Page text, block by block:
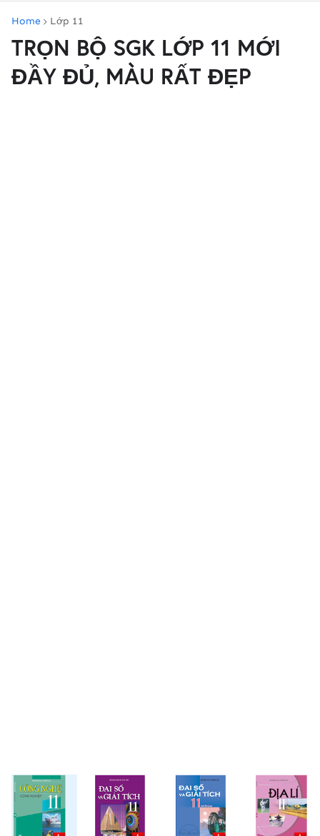
Home Lớp 11
TRỌN BỘ SGK LỚP 11 MỚI
ĐẦY ĐỦ, MÀU RẤT ĐẸP